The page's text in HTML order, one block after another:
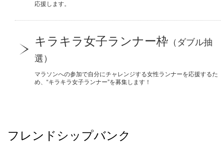
応援します。
キラキラ女子ランナー枠 （ダブル抽
選）
マラソンへの参加で自分にチャレンジする女性ランナーを応援するた
め、“キラキラ女子ランナー”を募集します！
フレンドシップバンク